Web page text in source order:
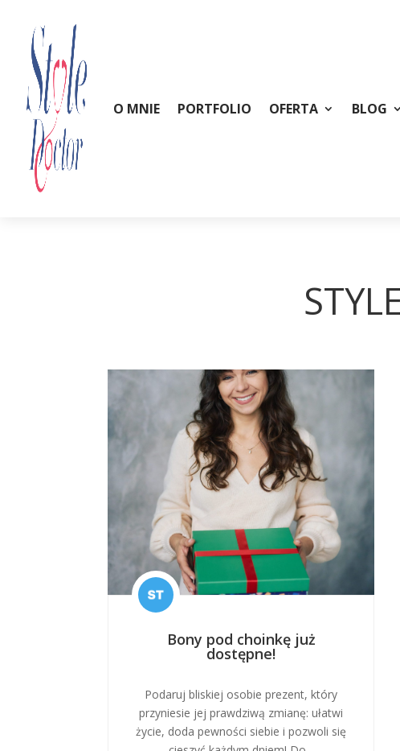
O MNIE PORTFOLIO OFERTA BLOG
Bony pod choinkę już
dostępne!
Podaruj bliskiej osobie prezent, który
przyniesie jej prawdziwą zmianę: ułatwi
życie, doda pewności siebie i pozwoli się